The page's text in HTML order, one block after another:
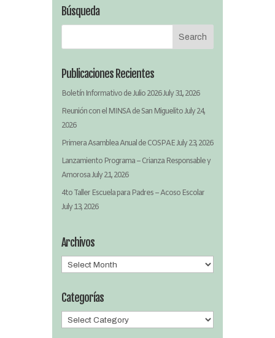
Búsqueda
Publicaciones Recientes
Boletín Informativo de Julio 2026July 31, 2026
Reunión con el MINSA de San MiguelitoJuly 24,
2026
Primera Asamblea Anual de COSPAEJuly 23, 2026
Lanzamiento Programa – Crianza Responsable y
AmorosaJuly 21, 2026
4to Taller Escuela para Padres – Acoso Escolar
July 13, 2026
Archivos
Archivos
Categorías
Categorías